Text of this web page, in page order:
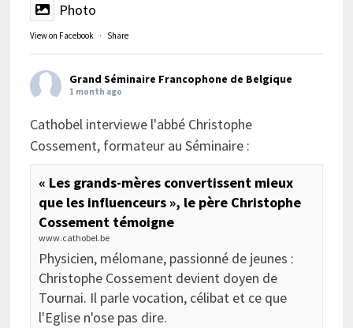
Photo
View on Facebook · Share
Grand Séminaire Francophone de Belgique
1 month ago
Cathobel interviewe l'abbé Christophe
Cossement, formateur au Séminaire :
« Les grands-mères convertissent mieux
que les influenceurs », le père Christophe
Cossement témoigne
www.cathobel.be
Physicien, mélomane, passionné de jeunes :
Christophe Cossement devient doyen de
Tournai. Il parle vocation, célibat et ce que
l'Eglise n'ose pas dire.